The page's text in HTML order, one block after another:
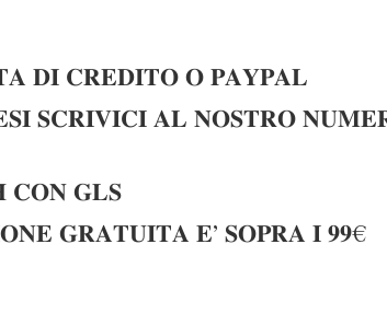
𝐃𝐈 𝐂𝐑𝐄𝐃𝐈𝐓𝐎 𝐎 𝐏𝐀𝐘𝐏𝐀𝐋
𝐒𝐂𝐑𝐈𝐕𝐈𝐂𝐈 𝐀𝐋 𝐍𝐎𝐒𝐓𝐑𝐎
𝐂𝐎𝐍 𝐆𝐋𝐒
𝐆𝐑𝐀𝐓𝐔𝐈𝐓𝐀 𝐄’ 𝐒𝐎𝐏𝐑𝐀 𝐈 𝟗𝟗€